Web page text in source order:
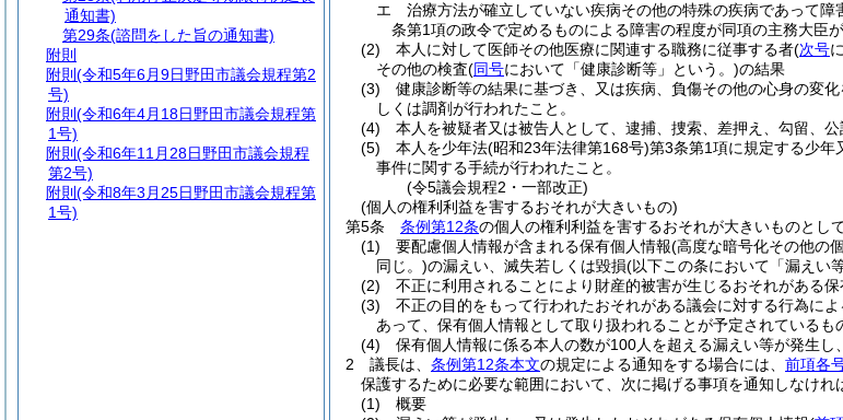
エ
治療方法が確立していない疾病その他の特殊の疾病であって
条第1項の政令で定めるものによる障害の程度が同項の主務大臣
(2)
本人に対して医師その他医療に関連する職務に従事する者(次号
その他の検査(同号において「健康診断等」という。)の結果
(3)
健康診断等の結果に基づき、又は疾病、負傷その他の心身の変
しくは調剤が行われたこと。
(4)
本人を被疑者又は被告人として、逮捕、捜索、差押え、勾留、
(5)
本人を少年法(昭和23年法律第168号)第3条第1項に規定する少年
事件に関する手続が行われたこと。
(令5議会規程2・一部改正)
(個人の権利利益を害するおそれが大きいもの)
第5条
条例第12条の個人の権利利益を害するおそれが大きいものとし
(1)
要配慮個人情報が含まれる保有個人情報(高度な暗号化その他の
同じ。)の漏えい、滅失若しくは毀損(以下この条において「漏えい
(2)
不正に利用されることにより財産的被害が生じるおそれがある
(3)
不正の目的をもって行われたおそれがある議会に対する行為に
あって、保有個人情報として取り扱われることが予定されているも
(4)
保有個人情報に係る本人の数が100人を超える漏えい等が発生
2
議長は、 条例第12条本文の規定による通知をする場合には、 前項各
保護するために必要な範囲において、次に掲げる事項を通知しなけれ
(1)
概要
通知書)
第29条(諮問をした旨の通知書)
附則
附則 (令和5年6月9日野田市議会規程第2
号)
附則 (令和6年4月18日野田市議会規程第
1号)
附則 (令和6年11月28日野田市議会規程
第2号)
附則 (令和8年3月25日野田市議会規程第
1号)